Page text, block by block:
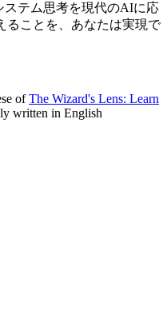
ステム思考を現代のAIに応
ることを、あなたは実現で
ofThe Wizard's Lens: Learn
written in English